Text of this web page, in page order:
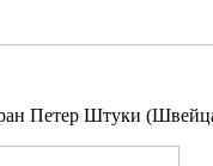
Петер Штуки